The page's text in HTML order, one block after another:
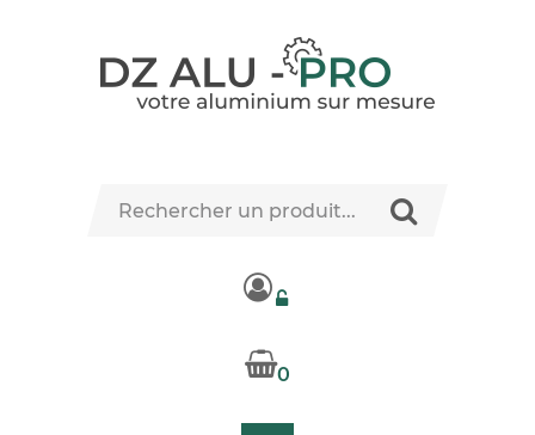
0